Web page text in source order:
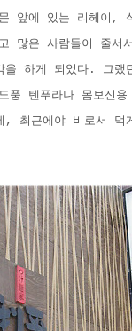
앞에 있는 리헤이,
많은 사람들이 줄서
을 하게 되었다. 그랬
풍 텐푸라나 몸보신
, 최근에야 비로서 먹